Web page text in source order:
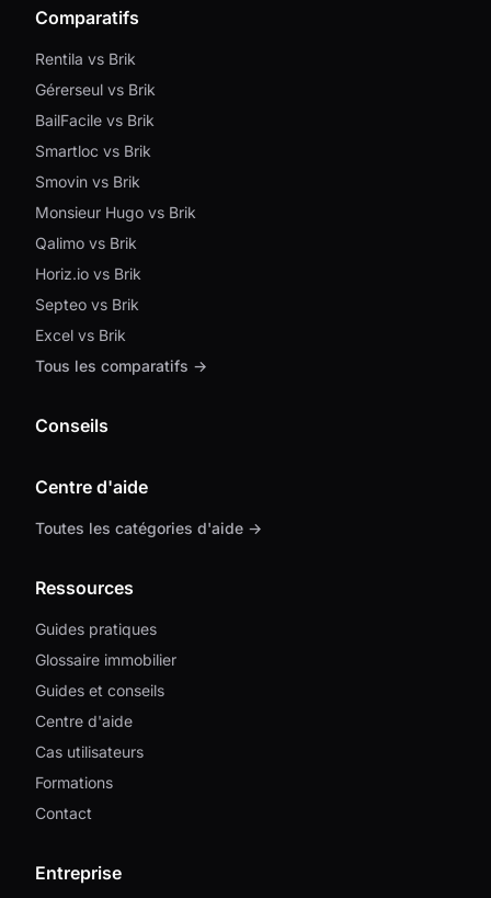
Comparatifs
Rentila vs Brik
Gérerseul vs Brik
BailFacile vs Brik
Smartloc vs Brik
Smovin vs Brik
Monsieur Hugo vs Brik
Qalimo vs Brik
Horiz.io vs Brik
Septeo vs Brik
Excel vs Brik
Tous les comparatifs →
Conseils
Centre d'aide
Toutes les catégories d'aide →
Ressources
Guides pratiques
Glossaire immobilier
Guides et conseils
Centre d'aide
Cas utilisateurs
Formations
Contact
Entreprise